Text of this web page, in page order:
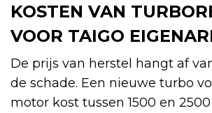
KOSTEN VAN
VOOR TAIGO
De prijs van herstel hangt af
de schade. Een nieuwe turbo
motor kost tussen 1500 en